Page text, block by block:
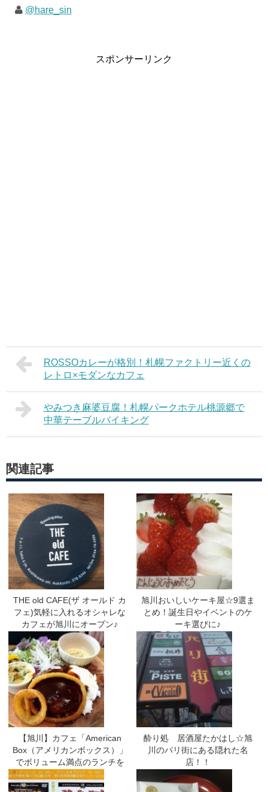
@hare_sin
スポンサーリンク
ROSSOカレーが格別！札幌ファクトリー近くの
レトロ×モダンなカフェ
やみつき麻婆豆腐！札幌パークホテル桃源郷で
中華テーブルバイキング
関連記事
THE old CAFE(ザ オールド カ
フェ)気軽に入れるオシャレな
カフェが旭川にオープン♪
旭川おいしいケーキ屋☆9選ま
とめ！誕生日やイベントのケ
ーキ選びに♪
【旭川】カフェ「American
Box（アメリカンボックス）」
でボリューム満点のランチを
堪能♪
酔り処 居酒屋たかはし☆旭
川のパリ街にある隠れた名
店！！